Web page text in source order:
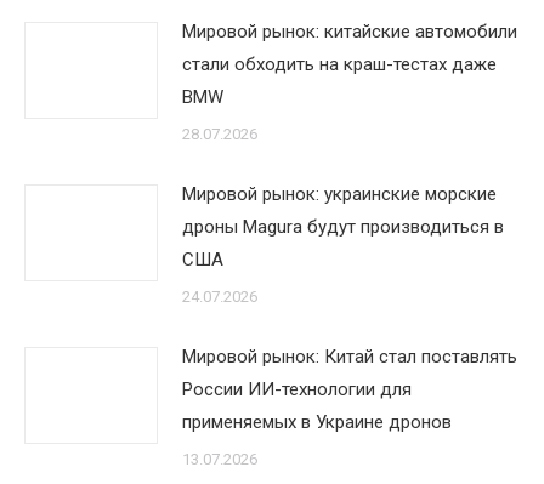
Мировой рынок: китайские автомобили
стали обходить на краш-тестах даже
BMW
28.07.2026
Мировой рынок: украинские морские
дроны Magura будут производиться в
США
24.07.2026
Мировой рынок: Китай стал поставлять
России ИИ-технологии для
применяемых в Украине дронов
13.07.2026